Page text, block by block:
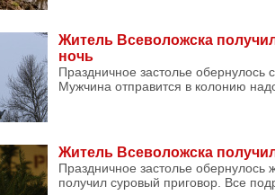
Житель Всеволожска
ночь
Праздничное застолье обернулось
Мужчина отправится в колонию
Житель Всеволожска
Праздничное застолье
получил суровый приговор. Все